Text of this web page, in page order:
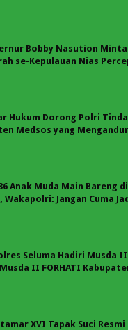
Bobby Nasution Minta
se-Kepulauan Nias
Hukum Dorong Polri
Medsos yang
Anak Muda Main Bareng
Wakapolri: Jangan Cuma
Seluma Hadiri Musda
II FORHATI
XVI Tapak Suci Resmi